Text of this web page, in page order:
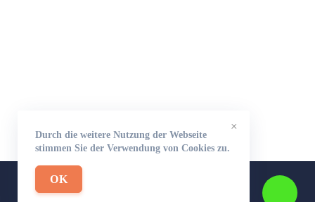
×
Durch die weitere Nutzung der Webseite
stimmen Sie der Verwendung von Cookies zu.
OK